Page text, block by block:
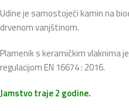
Udine je samostojeći kamin na
drvenom vanjštinom.
Plamenik s keramičkim vlaknima
regulacijom EN 16674 : 2016.
Jamstvo traje 2 godine.